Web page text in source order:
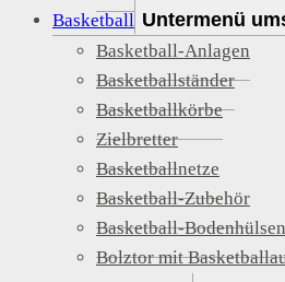
Basketball Untermenü
Basketball-Anlagen
Basketballständer
Basketballkörbe
Zielbretter
Basketballnetze
Basketball-Zubehör
Basketball-Bodenhülsen
Bolztor mit